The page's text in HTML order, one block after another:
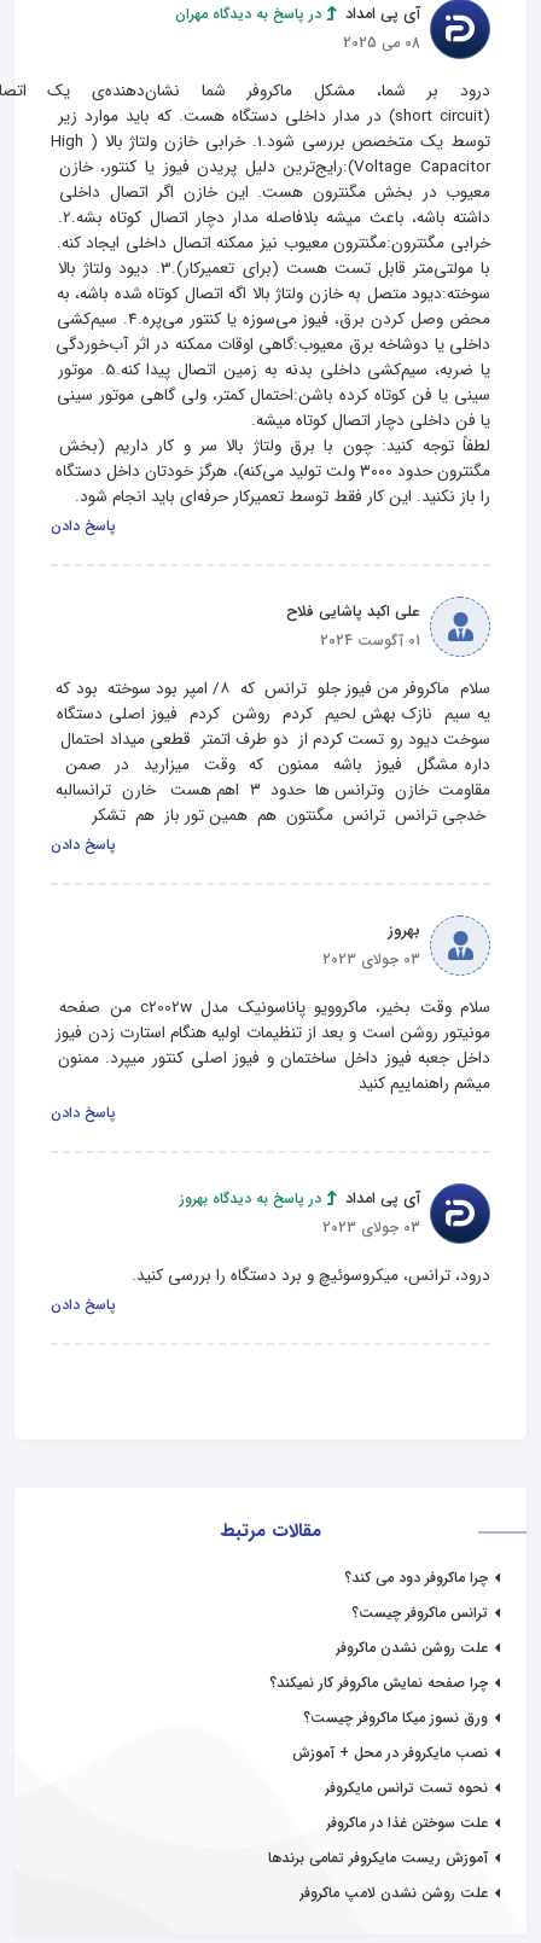
مقالات مرتبط
چرا ماکروفر دود می کند؟
ترانس ماکروفر چیست؟
علت روشن نشدن ماکروفر
چرا صفحه نمایش ماکروفر کار نمیکند؟
ورق نسوز میکا ماکروفر چیست؟
نصب مایکروفر در محل + آموزش
نحوه تست ترانس مایکروفر
علت سوختن غذا در ماکروفر
آموزش ریست مایکروفر تمامی برندها
علت روشن نشدن لامپ ماکروفر
آی پی امداد
در پاسخ به دیدگاه مهران
08 می 2025
درود بر شما، مشکل ماکروفر شما
(short circuit) در مدار داخلی دستگاه هست. که باید موارد زیر
توسط یک متخصص بررسی شود.1. خرابی خازن ولتاژ بالا (High
Voltage Capacitor):رایج‌ترین دلیل پریدن فیوز یا کنتور، خازن
معیوب در بخش مگنترون هست. این خازن اگر اتصال داخلی
داشته باشه، باعث میشه بلافاصله مدار دچار اتصال کوتاه بشه.2.
خرابی مگنترون:مگنترون معیوب نیز ممکنه اتصال داخلی ایجاد کنه.
با مولتی‌متر قابل تست هست (برای تعمیرکار).3. دیود ولتاژ بالا
سوخته:دیود متصل به خازن ولتاژ بالا اگه اتصال کوتاه شده باشه، به
محض وصل کردن برق، فیوز می‌سوزه یا کنتور می‌پره.4. سیم‌کشی
داخلی یا دوشاخه برق معیوب:گاهی اوقات ممکنه در اثر آب‌خوردگی
یا ضربه، سیم‌کشی داخلی بدنه به زمین اتصال پیدا کنه.5. موتور
سینی یا فن کوتاه کرده باشن:احتمال کمتر، ولی گاهی موتور سینی
لطفاً توجه کنید: چون با برق ولتاژ بالا سر و کار داریم (بخش
مگنترون حدود ۳۰۰۰ ولت تولید می‌کنه)، هرگز خودتان داخل دستگاه
را باز نکنید. این کار فقط توسط تعمیرکار حرفه‌ای باید انجام شود.
پاسخ دادن
علی اکبد پاشایی فلاح
01 آگوست 2024
سلام  ماکروفر من فیوز جلو  ترانس  که  ۸/ امپر بود سوخته  بود که
یه سیم  نازک بهش لحیم  کردم  روشن  کردم  فیوز اصلی دستگاه
سوخت دیود رو تست کردم از  دو طرف اتمتر  قطعی میداد احتمال
داره مشگل  فیوز  باشه  ممنون  که  وقت  میزارید  در  صمن
مقاومت  خازن  وترانس ها  حدود  ۳  اهم هست   خارن  ترانسالبه
خدجی ترانس  ترانس  مگنتون  هم  همین تور باز  هم  تشکر
پاسخ دادن
بهروز
03 جولای 2023
سلام وقت بخیر، ماکروویو پاناسونیک مدل c2002w من صفحه
مونیتور روشن است و بعد از تنظیمات اولیه هنگام استارت زدن فیوز
داخل جعبه فیوز داخل ساختمان و فیوز اصلی کنتور میپرد. ممنون
میشم راهنماییم کنید
پاسخ دادن
آی پی امداد
در پاسخ به دیدگاه بهروز
03 جولای 2023
درود، ترانس، میکروسوئیچ و برد دستگاه را بررسی کنید.
پاسخ دادن